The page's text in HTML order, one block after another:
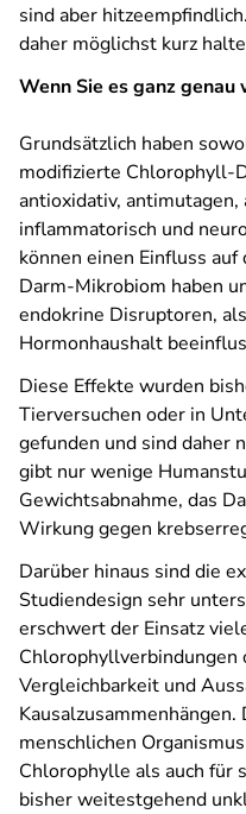
sind aber
daher möglichst kurz
Wenn Sie es ganz
Grundsätzlich haben
modifizierte Chlorophyll-
antioxidativ,
inflammatorisch und
können einen Einfluss
Darm-Mikrobiom haben
endokrine Disruptoren,
Hormonhaushalt
Diese Effekte wurden
Tierversuchen oder in
gefunden und sind daher
gibt nur wenige
Gewichtsabnahme, das
Wirkung gegen
Darüber hinaus sind die
Studiendesign sehr
erschwert der Einsatz
Chlorophyllverbindungen
Vergleichbarkeit und
menschlichen
Chlorophylle als auch für
bisher weitestgehend